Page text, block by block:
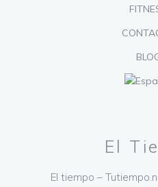
El
El tiempo –